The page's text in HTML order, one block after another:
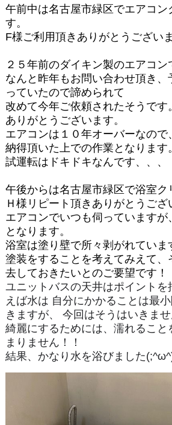
午前中は名古屋市緑区でエアコン
す。
F様ご利用頂きありがとうござい
２５年前のダイキン製のエアコン
なんと昨年もお問い合わせ頂き、
っていたので諦められて
改めて今年ご依頼されたそうです。
ありがとうございます。
エアコンは１０年オーバーなので
納得頂いた上での作業となります。
試運転はドキドキなんです、、、
午後からは名古屋市緑区で浴室ク
Ｈ様リピート頂きありがとうござ
エアコンでいつも伺っていますが
となります。
浴室は塗り壁で所々剥がれていま
塗装をすることを考えてみえて、
去しておきたいとのご要望です！
ユニットバスの天井はポイントを
えば水は 自分にかかることは最
きますが、 今回はそうはいきま
綺麗にするためには、濡れること
まりません！！
結果、かなり水を浴びました